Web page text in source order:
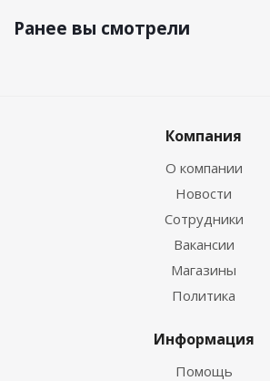
Ранее вы смотрели
Компания
О компании
Новости
Сотрудники
Вакансии
Магазины
Политика
Информация
Помощь